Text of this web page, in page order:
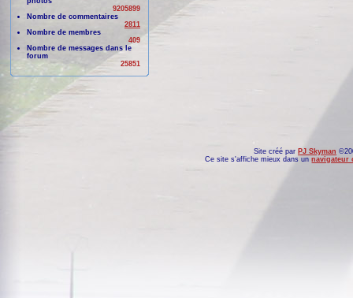
9205899
Nombre de commentaires
2811
Nombre de membres
409
Nombre de messages dans le
forum
25851
Site créé par PJ Skyman
Ce site s'affiche mieux dans unnavigateur